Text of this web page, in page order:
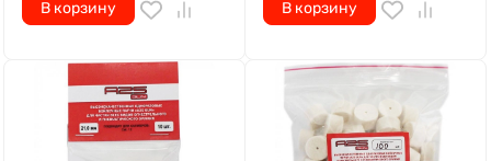
В корзину В корзину